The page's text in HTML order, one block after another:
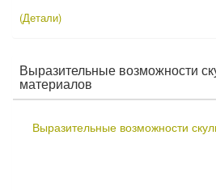
(Детали)
Выразительные возможности
материалов
Выразительные возможности